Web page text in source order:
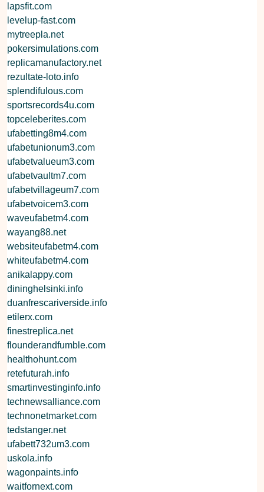
lapsfit.com
levelup-fast.com
mytreepla.net
pokersimulations.com
replicamanufactory.net
rezultate-loto.info
splendifulous.com
sportsrecords4u.com
topceleberites.com
ufabetting8m4.com
ufabetunionum3.com
ufabetvalueum3.com
ufabetvaultm7.com
ufabetvillageum7.com
ufabetvoicem3.com
waveufabetm4.com
wayang88.net
websiteufabetm4.com
whiteufabetm4.com
anikalappy.com
dininghelsinki.info
duanfrescariverside.info
etilerx.com
finestreplica.net
flounderandfumble.com
healthohunt.com
retefuturah.info
smartinvestinginfo.info
technewsalliance.com
technonetmarket.com
tedstanger.net
ufabett732um3.com
uskola.info
wagonpaints.info
waitfornext.com